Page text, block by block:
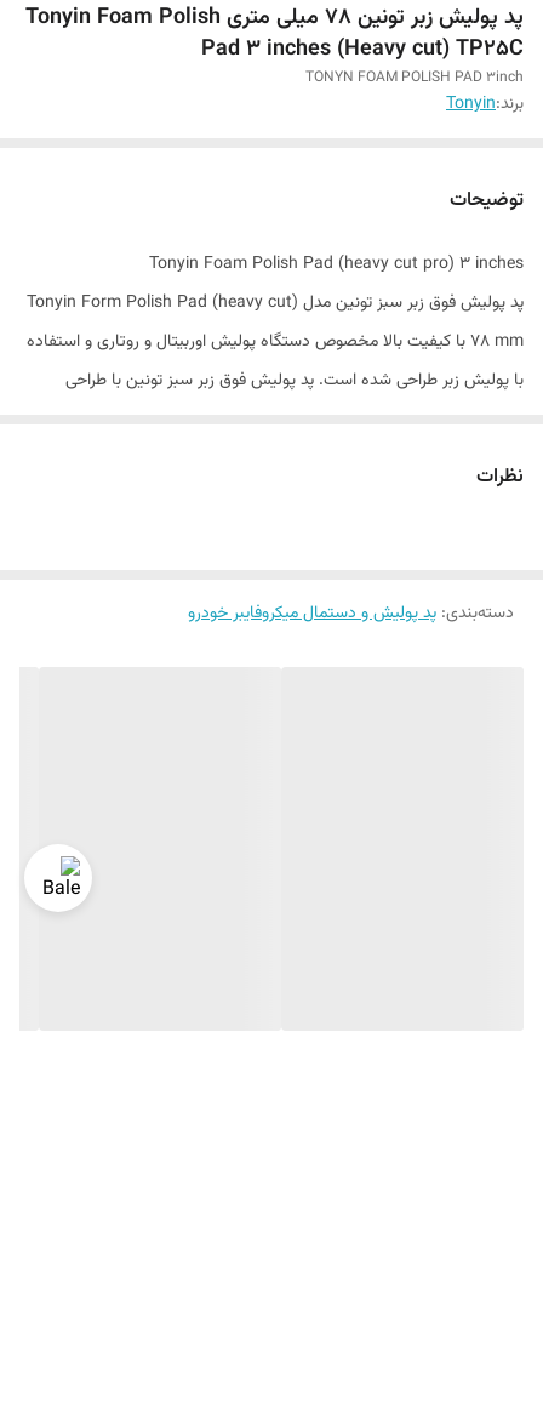
پد پولیش زبر تونین 78 میلی متری Tonyin Foam Polish
Pad 3 inches (Heavy cut) TP25C
TONYN FOAM POLISH PAD 3inch
برند:Tonyin
توضیحات
Tonyin Foam Polish Pad (heavy cut pro) 3 inches
پد پولیش فوق زبر سبز تونین مدل Tonyin Form Polish Pad (heavy cut)
78 mm با کیفیت بالا مخصوص دستگاه پولیش اوربیتال و روتاری و استفاده
با پولیش زبر طراحی شده است. پد پولیش فوق زبر سبز تونین با طراحی
نظرات
دسته‌بندی: پد پولیش و دستمال میکروفایبر خودرو